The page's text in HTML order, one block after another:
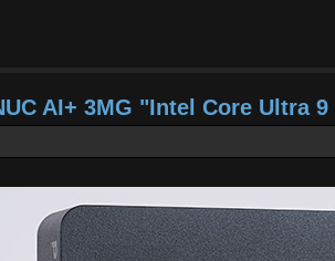
AI+ 3MG "Intel Core Ultra 9